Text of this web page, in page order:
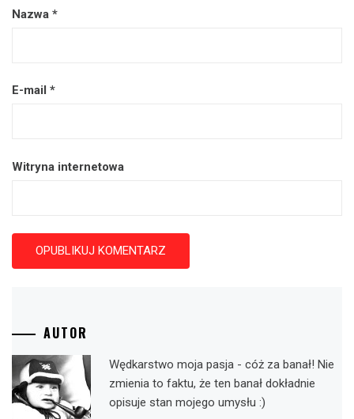
Nazwa *
E-mail *
Witryna internetowa
AUTOR
Wędkarstwo moja pasja - cóż za banał! Nie
zmienia to faktu, że ten banał dokładnie
opisuje stan mojego umysłu :)